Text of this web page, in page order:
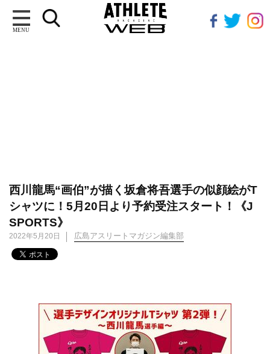
MENU
西川龍馬“画伯”が描く坂倉将吾選手の似顔絵がT
シャツに！5月20日より予約受注スタート！《J
SPORTS》
2022年5月20日 広島アスリートマガジン編集部